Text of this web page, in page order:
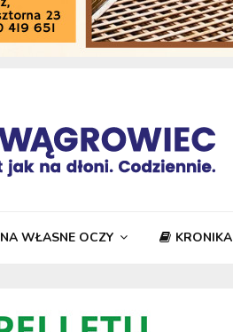
NA WŁASNE OCZY KRONIKA